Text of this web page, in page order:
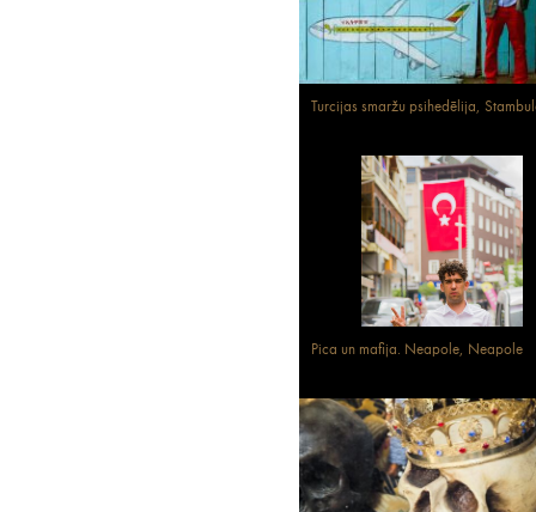
Turcijas smaržu psihedēlija,
Pica un mafija. Neapole, Neapole